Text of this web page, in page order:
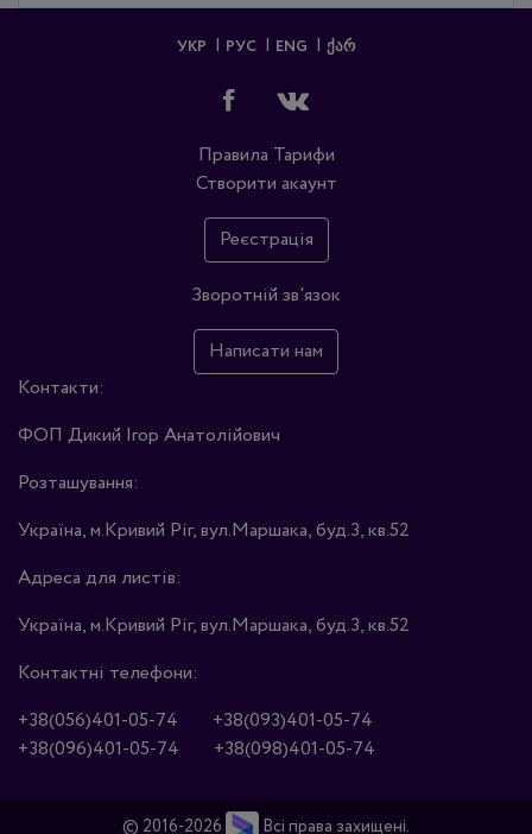
УКР РУС ENG ᲥᲐᲠ
Правила Тарифи
Створити акаунт
Реєстрація
Зворотній зв'язок
Написати нам
Контакти:
ФОП Дикий Ігор Анатолійович
Розташування:
Україна, м.Кривий Ріг, вул.Маршака, буд.3, кв.52
Адреса для листів:
Україна, м.Кривий Ріг, вул.Маршака, буд.3, кв.52
Контактні телефони:
+38(056)401-05-74
+38(093)401-05-74
+38(096)401-05-74
+38(098)401-05-74
© 2016-2026 Всі права захищені.